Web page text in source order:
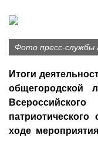
Фото пресс-службы
Итоги
общегородской
ходе